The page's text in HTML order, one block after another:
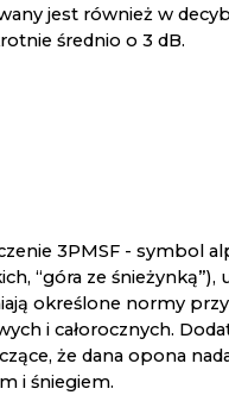
jest również w
średnio o 3 dB.
3PMSF - symbol
“góra ze
określone normy
i całorocznych.
że dana opona
i śniegiem.